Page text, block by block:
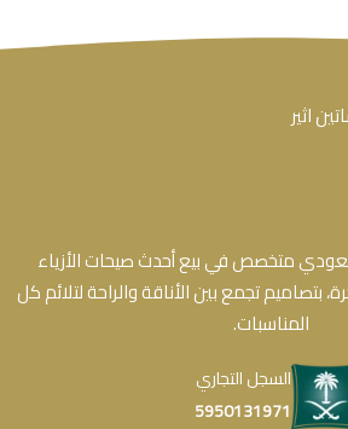
متخصص في بيع أحدث صيحات الأزياء
بتصاميم تجمع بين الأناقة والراحة لتلائم كل
المناسبات.
السجل التجاري
5950131971